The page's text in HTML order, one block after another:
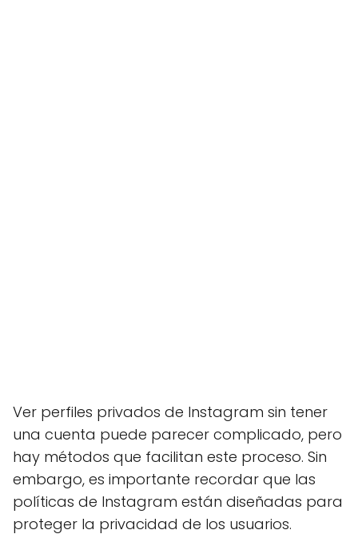
Ver perfiles privados de Instagram sin tener
una cuenta puede parecer complicado, pero
hay métodos que facilitan este proceso. Sin
embargo, es importante recordar que las
políticas de Instagram están diseñadas para
proteger la privacidad de los usuarios.